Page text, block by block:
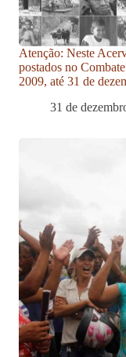
Atenção: Neste
postados no
2009, até 31 de
31 de